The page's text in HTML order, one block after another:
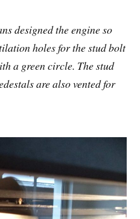
designed the engine so
holes for the stud bolt
a green circle. The stud
are also vented for